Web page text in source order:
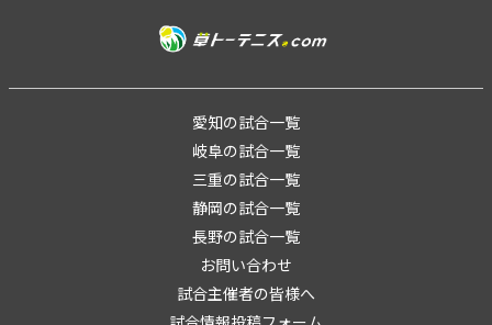
愛知の試合一覧
岐阜の試合一覧
三重の試合一覧
静岡の試合一覧
長野の試合一覧
お問い合わせ
試合主催者の皆様へ